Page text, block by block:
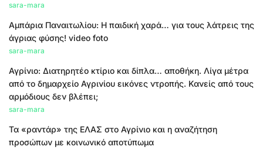
sara-mara
Αμπάρια Παναιτωλίου: Η παιδική χαρά… για τους λάτρεις της
άγριας φύσης! video foto
sara-mara
Αγρίνιο: Διατηρητέο κτίριο και δίπλα… αποθήκη. Λίγα μέτρα
από το δημαρχείο Αγρινίου εικόνες ντροπής. Κανείς από τους
αρμόδιους δεν βλέπει;
sara-mara
Τα «ραντάρ» της ΕΛΑΣ στο Αγρίνιο και η αναζήτηση
προσώπων με κοινωνικό αποτύπωμα